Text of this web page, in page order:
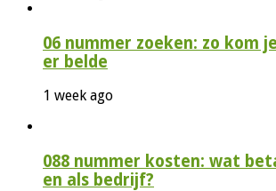
06 nummer zoeken: zo kom
er belde
1 week ago
088 nummer kosten: wat
en als bedrijf?